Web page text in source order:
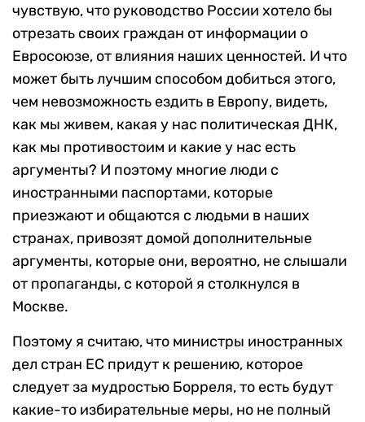
чувствую, что руководство России хотело бы
отрезать своих граждан от информации о
Евросоюзе, от влияния наших ценностей. И что
может быть лучшим способом добиться этого,
чем невозможность ездить в Европу, видеть,
как мы живем, какая у нас политическая ДНК,
как мы противостоим и какие у нас есть
аргументы? И поэтому многие люди с
иностранными паспортами, которые
приезжают и общаются с людьми в наших
странах, привозят домой дополнительные
аргументы, которые они, вероятно, не слышали
от пропаганды, с которой я столкнулся в
Москве.
Поэтому я считаю, что министры иностранных
дел стран ЕС придут к решению, которое
следует за мудростью Борреля, то есть будут
какие-то избирательные меры, но не полный